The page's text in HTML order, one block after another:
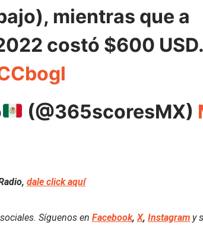
mientras que a
costó $600
(@365scoresMX)
dale click aquí
Síguenos en Facebook,X, Instagram y